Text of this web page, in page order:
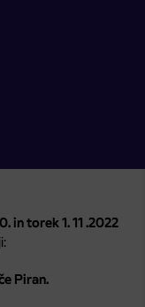
in torek 1. 11 .2022
Piran.